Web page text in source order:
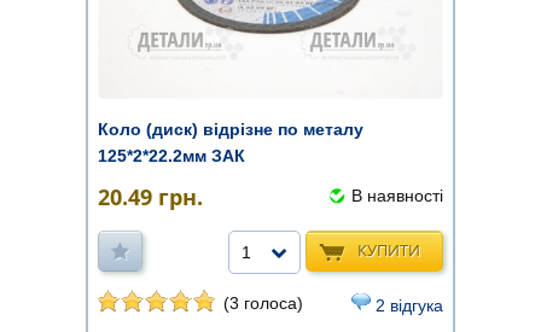
Коло (диск) відрізне по металу
125*2*22.2мм ЗАК
20.49 грн. В наявності
КУПИТИ
1
(3 голоса) 2 відгука